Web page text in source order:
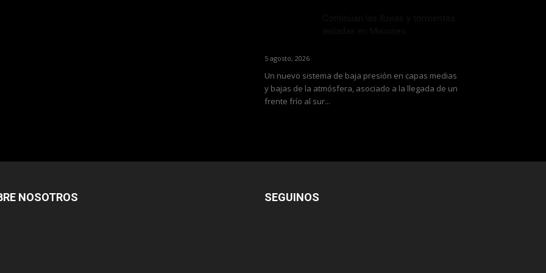
5 agosto, 2026
Un nuevo sistema de baja presión en capas medias
y bajas de la atmósfera, asociado a la llegada de un
frente frío al sur...
NOSOTROS SEGUINOS